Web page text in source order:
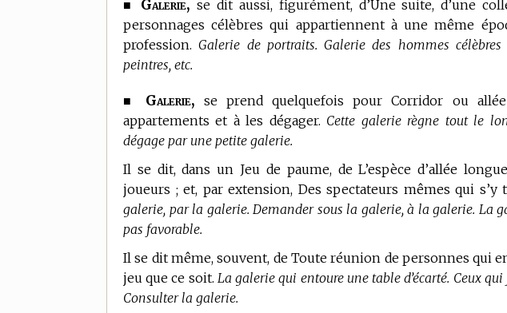
■ Galerie, se dit aussi, figurément, d’Une suite, d’une
personnages célèbres qui appartiennent à une même
profession.Galerie de portraits. Galerie des hommes
peintres, etc.
■ Galerie, se prend quelquefois pour Corridor ou
appartements et à les dégager. Cette galerie règne tout le
dégage par une petite galerie.
Il se dit,dans un Jeu de paume, de L’espèce d’allée
joueurs ; et, par extension, Des spectateurs mêmes qui s’y
galerie, par la galerie. Demander sous la galerie, à la galerie. La
pas favorable.
Il se dit même, souvent, de Toute réunion de personnes qui
jeu que ce soit. La galerie qui entoure une table d’écarté. Ceux
Consulter la galerie.